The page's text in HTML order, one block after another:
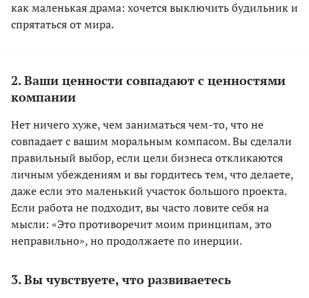
как маленькая драма: хочется выключить будильник и
спрятаться от мира.
2. Ваши ценности совпадают с ценностями
компании
Нет ничего хуже, чем заниматься чем-то, что не
совпадает с вашим моральным компасом. Вы сделали
правильный выбор, если цели бизнеса откликаются
личным убеждениям и вы гордитесь тем, что делаете,
даже если это маленький участок большого проекта.
Если работа не подходит, вы часто ловите себя на
мысли: «Это противоречит моим принципам, это
неправильно», но продолжаете по инерции.
3. Вы чувствуете, что развиваетесь